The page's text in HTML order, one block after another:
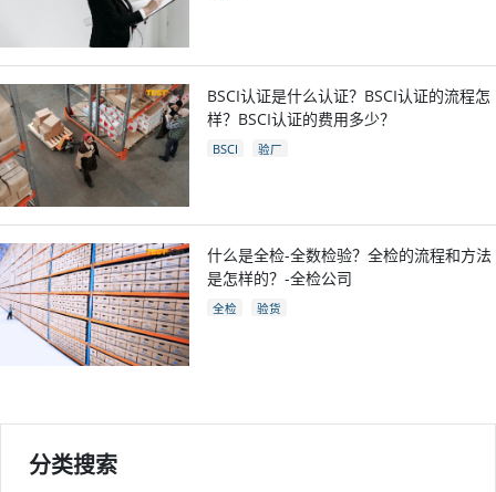
BSCI认证是什么认证？BSCI认证的流程怎
样？BSCI认证的费用多少？
BSCI 验厂
什么是全检-全数检验？全检的流程和方法
是怎样的？-全检公司
全检 验货
分类搜索